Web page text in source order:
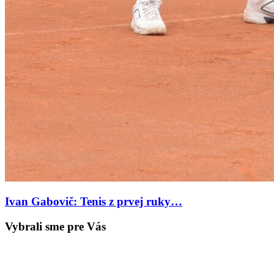
Ivan Gabovič: Tenis z prvej ruky…
Vybrali sme pre Vás